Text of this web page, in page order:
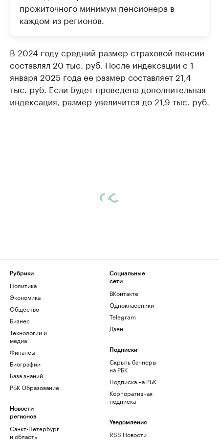
прожиточного минимум пенсионера в
каждом из регионов.
В 2024 году средний размер страховой пенсии
составлял 20 тыс. руб. После индексации с 1
января 2025 года ее размер составляет 21,4
тыс. руб. Если будет проведена дополнительная
индексация, размер увеличится до 21,9 тыс. руб.
Рубрики
Политика
Экономика
Общество
Бизнес
Технологии и
медиа
Финансы
Биографии
База знаний
РБК Образование
Новости
регионов
Санкт-Петербург
и область
Социальные
сети
ВКонтакте
Одноклассники
Telegram
Дзен
Подписки
Скрыть баннеры
на РБК
Подписка на РБК
Корпоративная
подписка
Уведомления
RSS Новости